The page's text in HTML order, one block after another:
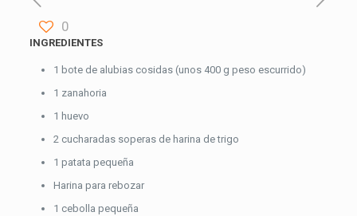
0
INGREDIENTES
1 bote de alubias cosidas (unos 400 g peso escurrido)
1 zanahoria
1 huevo
2 cucharadas soperas de harina de trigo
1 patata pequeña
Harina para rebozar
1 cebolla pequeña